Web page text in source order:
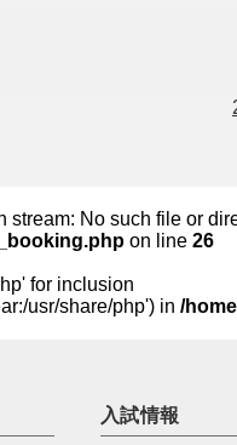
No such file or
on line 26
for inclusion
usr/share/php') in /
入試情報